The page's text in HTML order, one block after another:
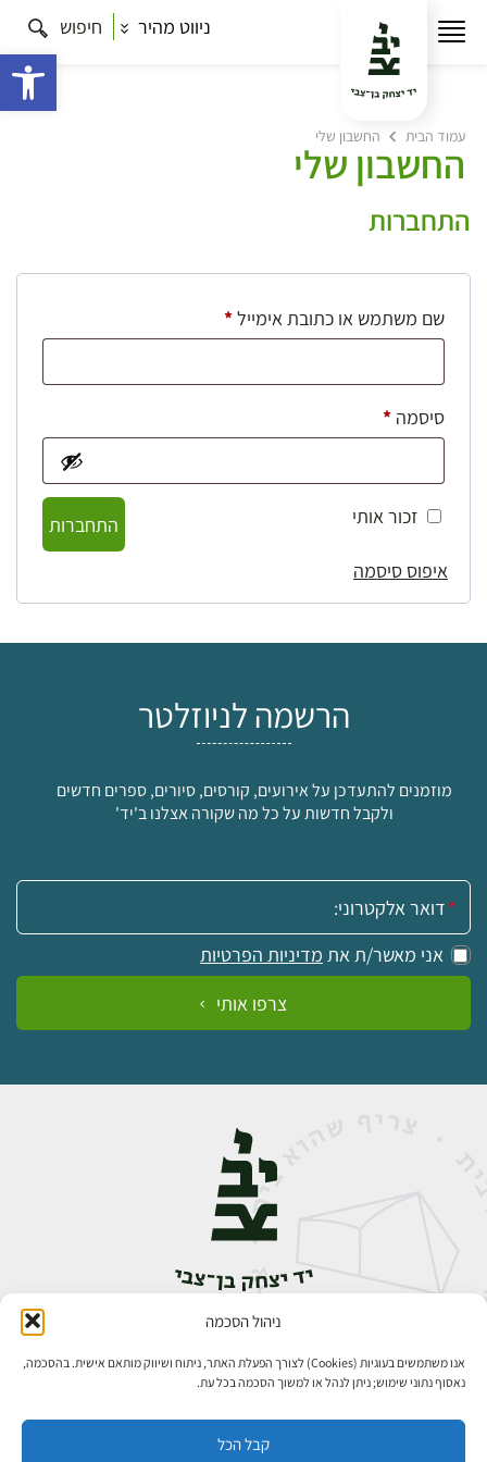
ניהול הסכמה
אנו משתמשים בעוגיות (Cookies) לצורך הפעלת האתר, ניתוח ושיווק מותאם אישית. בהסכמה,
נאסוף נתוני שימוש; ניתן לנהל או למשוך הסכמה בכל עת.
קבל הכל
ניווט מהיר חיפוש
עמוד הבית החשבון שלי
החשבון שלי
התחברות
שם משתמש או כתובת אימייל*חובה
סיסמה *חובה
זכור אותי
התחברות
איפוס סיסמה
הרשמה לניוזלטר
מוזמנים להתעדכן על אירועים, קורסים, סיורים, ספרים חדשים
ולקבל חדשות על כל מה שקורה אצלנו ב'יד'
אימייל:
אני מאשר/ת את מדיניות הפרטיות
צרפו אותי
אבן גבירול 14, רחביה, ירושלים